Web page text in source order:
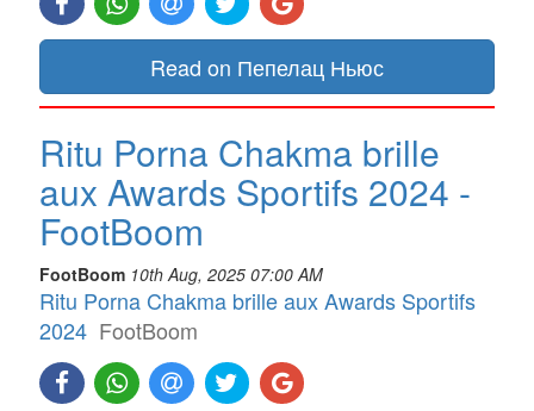
Read on Пепелац Ньюс
Ritu Porna Chakma brille
aux Awards Sportifs 2024 -
FootBoom
FootBoom 10th Aug, 2025 07:00 AM
Ritu Porna Chakma brille aux Awards Sportifs
2024 FootBoom